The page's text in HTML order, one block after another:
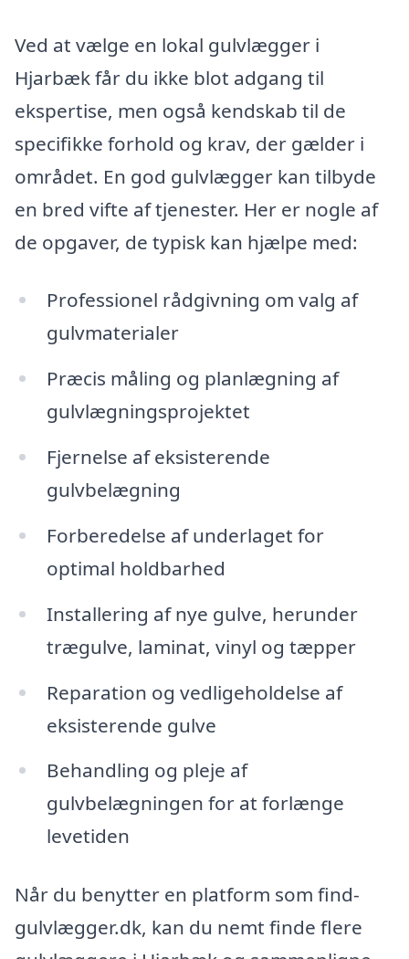
Ved at vælge en lokal gulvlægger i
Hjarbæk får du ikke blot adgang til
ekspertise, men også kendskab til de
specifikke forhold og krav, der gælder i
området. En god gulvlægger kan tilbyde
en bred vifte af tjenester. Her er nogle af
de opgaver, de typisk kan hjælpe med:
Professionel rådgivning om valg af
gulvmaterialer
Præcis måling og planlægning af
gulvlægningsprojektet
Fjernelse af eksisterende
gulvbelægning
Forberedelse af underlaget for
optimal holdbarhed
Installering af nye gulve, herunder
trægulve, laminat, vinyl og tæpper
Reparation og vedligeholdelse af
eksisterende gulve
Behandling og pleje af
gulvbelægningen for at forlænge
levetiden
Når du benytter en platform som find-
gulvlægger.dk, kan du nemt finde flere